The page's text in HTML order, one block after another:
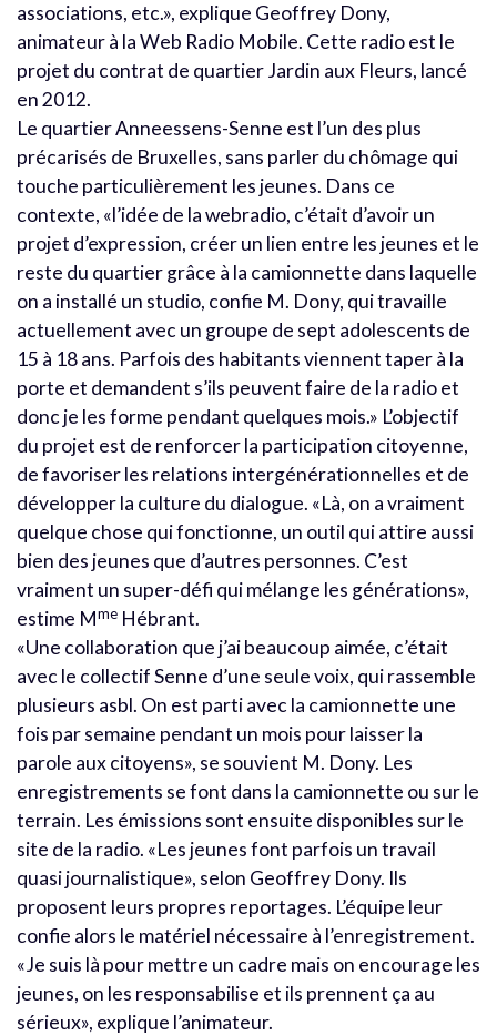
associations, etc.», explique Geoffrey Dony,
animateur à la Web Radio Mobile. Cette radio est le
projet du contrat de quartier Jardin aux Fleurs, lancé
en 2012.
Le quartier Anneessens-Senne est l’un des plus
précarisés de Bruxelles, sans parler du chômage qui
touche particulièrement les jeunes. Dans ce
contexte, «l’idée de la webradio, c’était d’avoir un
projet d’expression, créer un lien entre les jeunes et le
reste du quartier grâce à la camionnette dans laquelle
on a installé un studio, confie M. Dony, qui travaille
actuellement avec un groupe de sept adolescents de
15 à 18 ans. Parfois des habitants viennent taper à la
porte et demandent s’ils peuvent faire de la radio et
donc je les forme pendant quelques mois.» L’objectif
du projet est de renforcer la participation citoyenne,
de favoriser les relations intergénérationnelles et de
développer la culture du dialogue. «Là, on a vraiment
quelque chose qui fonctionne, un outil qui attire aussi
bien des jeunes que d’autres personnes. C’est
vraiment un super-défi qui mélange les générations»,
estime Mme Hébrant.
«Une collaboration que j’ai beaucoup aimée, c’était
avec le collectif Senne d’une seule voix, qui rassemble
plusieurs asbl. On est parti avec la camionnette une
fois par semaine pendant un mois pour laisser la
parole aux citoyens», se souvient M. Dony. Les
enregistrements se font dans la camionnette ou sur le
terrain. Les émissions sont ensuite disponibles sur le
site de la radio. «Les jeunes font parfois un travail
quasi journalistique», selon Geoffrey Dony. Ils
proposent leurs propres reportages. L’équipe leur
confie alors le matériel nécessaire à l’enregistrement.
«Je suis là pour mettre un cadre mais on encourage les
jeunes, on les responsabilise et ils prennent ça au
sérieux», explique l’animateur.